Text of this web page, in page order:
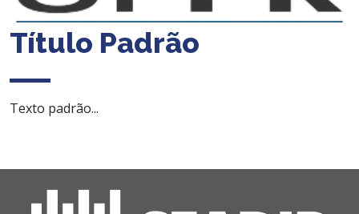
Título Padrão
Texto padrão...